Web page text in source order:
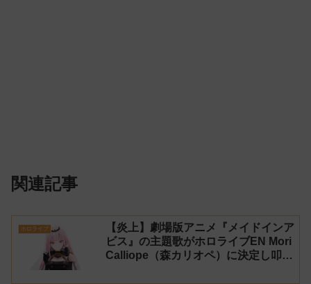
関連記事
ホロライブ
【炎上】劇場版アニメ『メイドインア
ビス』の主題歌がホロライブEN Mori
Calliope（森カリオペ）に決定し叩か